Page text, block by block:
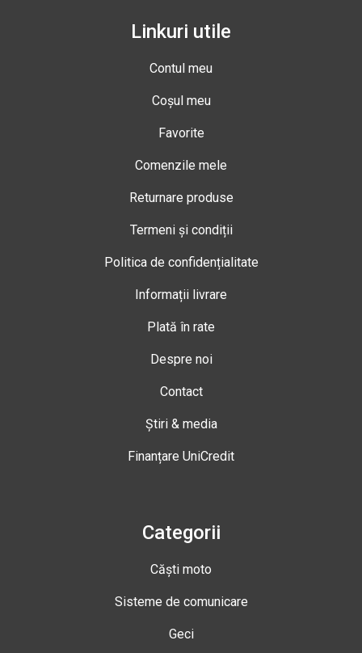
Linkuri utile
Contul meu
Coșul meu
Favorite
Comenzile mele
Returnare produse
Termeni și condiții
Politica de confidențialitate
Informații livrare
Plată în rate
Despre noi
Contact
Știri & media
Finanțare UniCredit
Categorii
Căști moto
Sisteme de comunicare
Geci